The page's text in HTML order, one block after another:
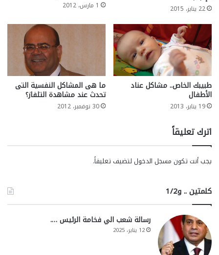
22 يناير، 2015 1 مارس، 2012
طبيبك الخاص.. مشاكل عناد
الأطفال
19 يناير، 2013
ما هى المشاكل النفسية التى
تحدث عند مشاهدة التلفاز؟
30 نوفمبر، 2012
اترك تعليقاً
يجب أنت تكون مسجل الدخول لتضيف تعليقاً.
كلمتين .. و1/2
رسالة شعب الي فخامة الرئيس ….
12 يناير، 2025